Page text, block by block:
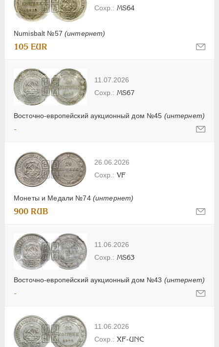
Numisbalt №57 (интернет)
MS64
105 EUR
11.07.2026
Восточно-европейский аукционный дом №45 (интернет)
MS67
-
26.06.2026
Монеты и Медали №74 (интернет)
VF
900 RUB
11.06.2026
Восточно-европейский аукционный дом №43 (интернет)
MS63
-
11.06.2026
XF-UNC